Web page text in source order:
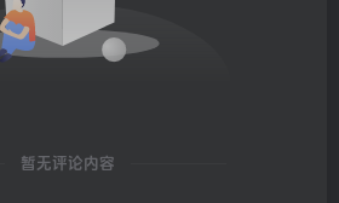
暂无评论内容